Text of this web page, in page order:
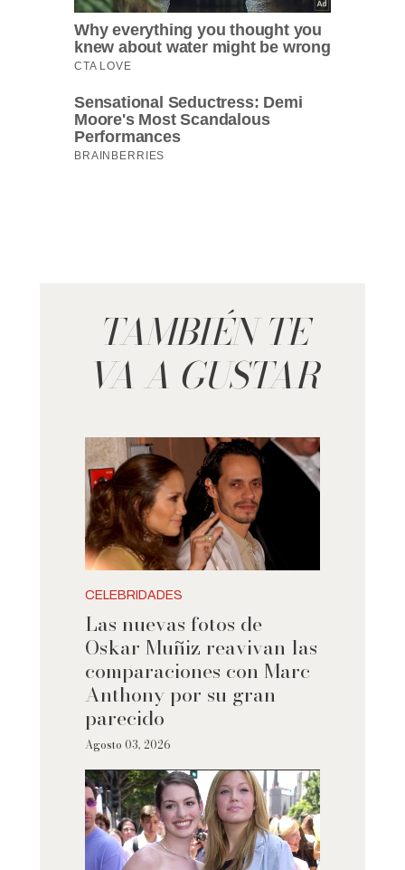
TAMBIÉN TE
VA A GUSTAR
CELEBRIDADES
Las nuevas fotos de
Oskar Muñiz reavivan las
comparaciones con Marc
Anthony por su gran
parecido
Agosto 03, 2026